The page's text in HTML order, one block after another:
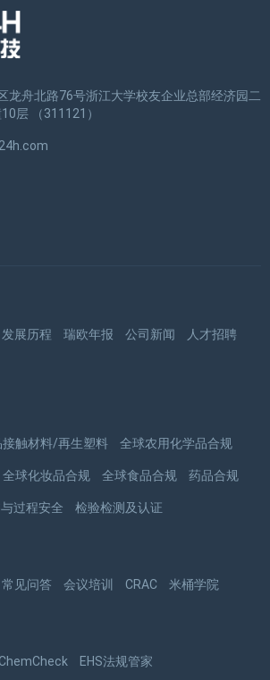
龙舟北路76号浙江大学校友企业总部经济园二
层 （311121）
发展历程 瑞欧年报 公司新闻 人才招聘
接触材料/再生塑料 全球农用化学品合规
全球化妆品合规 全球食品合规 药品合规
与过程安全 检验检测及认证
常见问答 会议培训 CRAC 米桶学院
EHS法规管家